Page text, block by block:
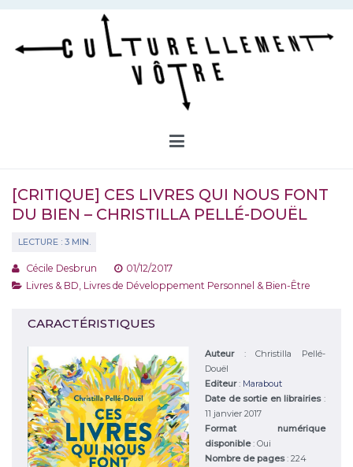
Aller
contenu
[CRITIQUE] CES LIVRES QUI NOUS FONT
DU BIEN – CHRISTILLA PELLÉ-DOUËL
Cécile Desbrun
01/12/2017
Livres & BD Livres de Développement Personnel & Bien-Être
CARACTÉRISTIQUES
Auteur :Christilla Pellé-
Douël
Editeur: Marabout
Date de sortie en librairies :
11 janvier 2017
Format numérique
disponible: Oui
Nombre de pages: 224